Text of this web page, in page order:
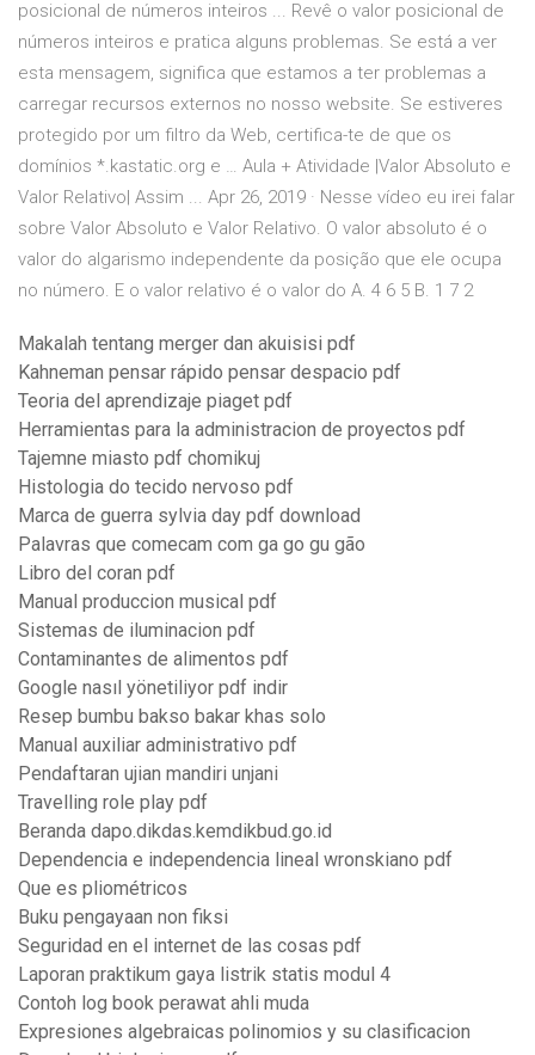
posicional de números inteiros ... Revê o valor posicional de
números inteiros e pratica alguns problemas. Se está a ver
esta mensagem, significa que estamos a ter problemas a
carregar recursos externos no nosso website. Se estiveres
protegido por um filtro da Web, certifica-te de que os
domínios *.kastatic.org e … Aula + Atividade |Valor Absoluto e
Valor Relativo| Assim ... Apr 26, 2019 · Nesse vídeo eu irei falar
sobre Valor Absoluto e Valor Relativo. O valor absoluto é o
valor do algarismo independente da posição que ele ocupa
no número. E o valor relativo é o valor do A. 4 6 5 B. 1 7 2
Makalah tentang merger dan akuisisi pdf
Kahneman pensar rápido pensar despacio pdf
Teoria del aprendizaje piaget pdf
Herramientas para la administracion de proyectos pdf
Tajemne miasto pdf chomikuj
Histologia do tecido nervoso pdf
Marca de guerra sylvia day pdf download
Palavras que comecam com ga go gu gão
Libro del coran pdf
Manual produccion musical pdf
Sistemas de iluminacion pdf
Contaminantes de alimentos pdf
Google nasıl yönetiliyor pdf indir
Resep bumbu bakso bakar khas solo
Manual auxiliar administrativo pdf
Pendaftaran ujian mandiri unjani
Travelling role play pdf
Beranda dapo.dikdas.kemdikbud.go.id
Dependencia e independencia lineal wronskiano pdf
Que es pliométricos
Buku pengayaan non fiksi
Seguridad en el internet de las cosas pdf
Laporan praktikum gaya listrik statis modul 4
Contoh log book perawat ahli muda
Expresiones algebraicas polinomios y su clasificacion